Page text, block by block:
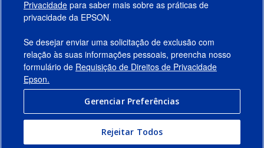
Suporte
Links Sugeridos
Empresa
Conecte-se com a Epson
Privacidade para saber mais sobre as práticas de
privacidade da EPSON.
Se desejar enviar uma solicitação de exclusão com
relação às suas informações pessoais, preencha nosso
formulário de Requisição de Direitos de Privacidade
Epson.
Gerenciar Preferências
Rejeitar Todos